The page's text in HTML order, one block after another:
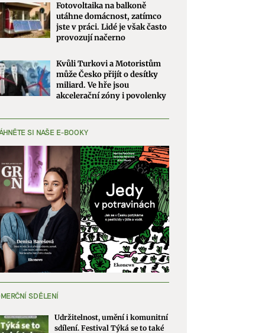
Fotovoltaika na balkoně
utáhne domácnost, zatímco
jste v práci. Lidé je však často
provozují načerno
Kvůli Turkovi a Motoristům
může Česko přijít o desítky
miliard. Ve hře jsou
akcelerační zóny i povolenky
SI NAŠE E-BOOKY
SDĚLENÍ
Udržitelnost, umění i komunitní
sdílení. Festival Týká se to také